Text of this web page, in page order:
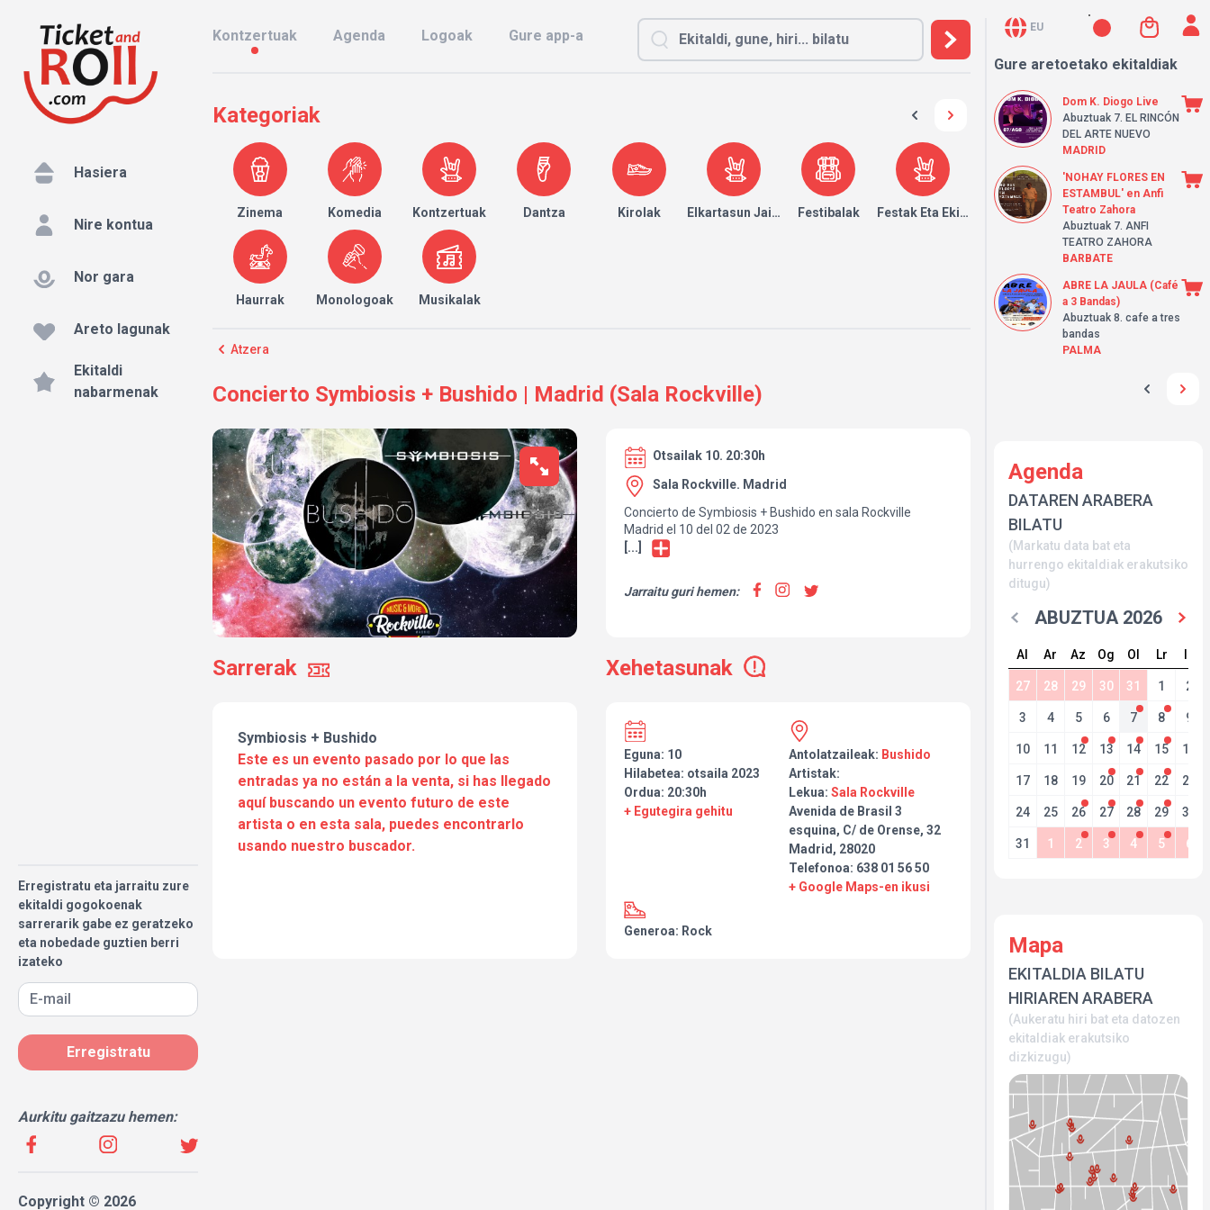
Hasiera
Nire kontua
Nor gara
Areto lagunak
Ekitaldi
nabarmenak
Erregistratu eta jarraitu zure
ekitaldi gogokoenak
sarrerarik gabe ez geratzeko
eta nobedade guztien berri
izateko
Erregistratu
Aurkitu gaitzazu hemen:
Copyright © 2026
Kontzertuak Agenda Logoak Gure app-a
Kategoriak
Zinema Komedia Kontzertuak Dantza Kirolak Elkartasun JaialdiakFestibalak Festak Eta Ekitaldiak
Haurrak Monologoak Musikalak
Atzera
Concierto Symbiosis + Bushido | Madrid (Sala Rockville)
Otsailak 10. 20:30h
Sala Rockville. Madrid
Concierto de Symbiosis + Bushido en sala Rockville
Madrid el 10 del 02 de 2023
[...]
Jarraitu guri hemen:
Sarrerak Xehetasunak
Symbiosis + Bushido
Este es un evento pasado por lo que las
entradas ya no están a la venta, si has llegado
aquí buscando un evento futuro de este
artista o en esta sala, puedes encontrarlo
usando nuestro buscador.
Eguna: 10
Hilabetea: otsaila 2023
Ordua: 20:30h
+ Egutegira gehitu
Antolatzaileak: Bushido
Artistak:
Lekua: Sala Rockville
Avenida de Brasil 3
esquina, C/ de Orense, 32
Madrid, 28020
Telefonoa: 638 01 56 50
+ Google Maps-en ikusi
Generoa: Rock
EU
Gure aretoetako ekitaldiak
Dom K. Diogo Live
Abuztuak 7. EL RINCÓN
DEL ARTE NUEVO
MADRID
'NOHAY FLORES EN
ESTAMBUL' en Anfi
Teatro Zahora
Abuztuak 7. ANFI
TEATRO ZAHORA
BARBATE
ABRE LA JAULA (Café
a 3 Bandas)
Abuztuak 8. cafe a tres
bandas
PALMA
Agenda
DATAREN ARABERA
BILATU
(Markatu data bat eta
hurrengo ekitaldiak erakutsiko
ditugu)
ABUZTUA 2026
Al Ar Az Og Ol Lr Ig
27 28 29 30 31 1 2
3 4 5 6 7 8 9
10 11 12 13 14 15 16
17 18 19 20 21 22 23
24 25 26 27 28 29 30
31 1 2 3 4 5 6
Mapa
EKITALDIA BILATU
HIRIAREN ARABERA
(Aukeratu hiri bat eta datozen
ekitaldiak erakutsiko
dizkizugu)